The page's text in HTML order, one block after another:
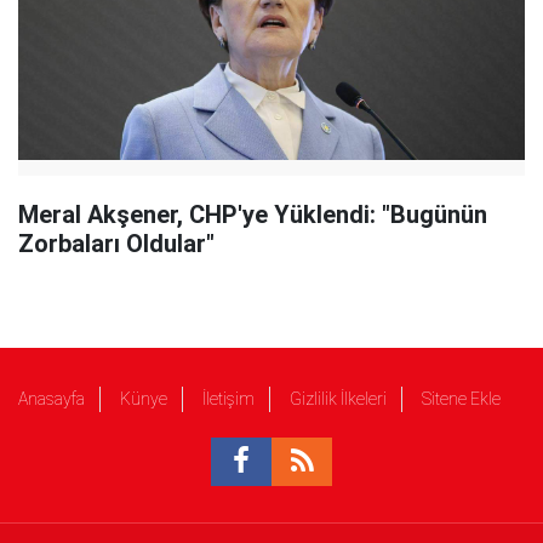
Meral Akşener, CHP'ye Yüklendi: "Bugünün
Zorbaları Oldular"
Anasayfa Künye İletişim Gizlilik İlkeleri Sitene Ekle